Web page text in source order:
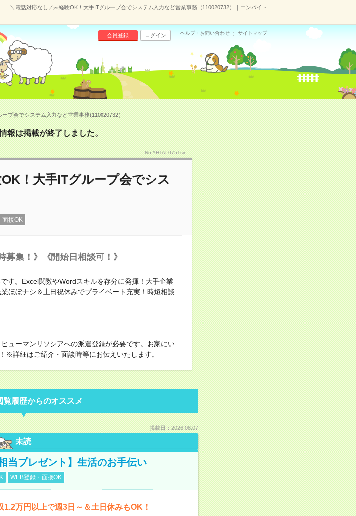
＼電話対応なし／未経験OK！大手ITグループ会でシステム入力など営業事務（110020732）｜エンバイト
会員登録 ログイン ヘルプ・お問い合わせ サイトマップ
プ会でシステム入力など営業事務(110020732）
報は掲載が終了しました。
No.AHTAL0751sin
！大手ITグループ会でシス
面接OK
募集！》《開始日相談可！》
す。Excel関数やWordスキルを存分に発揮！大手企業
ほぼナシ＆土日祝休みでプライベート充実！時短相談
ューマンリソシアへの派遣登録が必要です。お家にい
※詳細はご紹介・面談時等にお伝えいたします。
覧履歴からのオススメ
掲載日：2026.08.07
未読
当プレゼント】生活のお手伝い
WEB登録・面接OK
万円以上で週3日～＆土日休みもOK！